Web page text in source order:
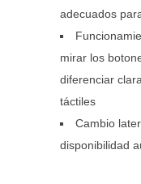
adecuados
mirar los
diferenciar
táctiles
Cambio
disponibilidad